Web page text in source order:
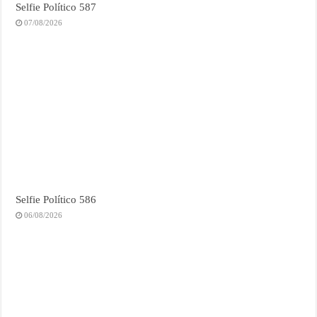
Selfie Político 587
07/08/2026
Selfie Político 586
06/08/2026